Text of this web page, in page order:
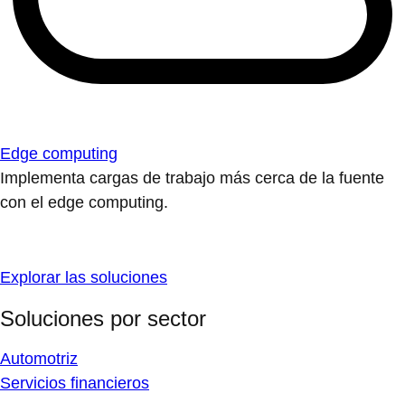
Edge computing
Implementa cargas de trabajo más cerca de la fuente
con el edge computing.
Explorar las soluciones
Soluciones por sector
Automotriz
Servicios financieros